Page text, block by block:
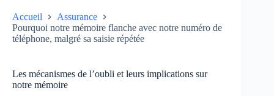
Accueil
Assurance
Pourquoi notre mémoire flanche avec notre numéro de
téléphone, malgré sa saisie répétée
Les mécanismes de l’oubli et leurs implications sur
notre mémoire